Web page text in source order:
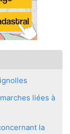
liées à
la